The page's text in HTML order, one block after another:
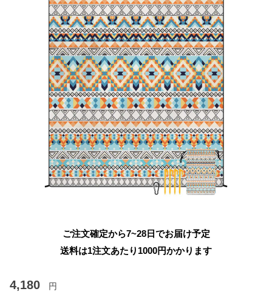
ご注文確定から7~28日でお届け予定
送料は1注文あたり 1000円かかります
4,180 円